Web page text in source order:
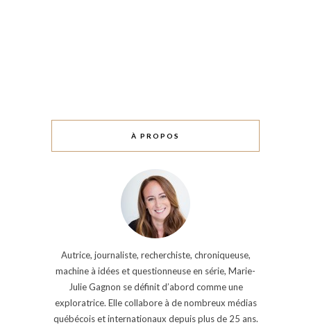
À PROPOS
Autrice, journaliste, recherchiste, chroniqueuse,
machine à idées et questionneuse en série, Marie-
Julie Gagnon se définit d’abord comme une
exploratrice. Elle collabore à de nombreux médias
québécois et internationaux depuis plus de 25 ans.